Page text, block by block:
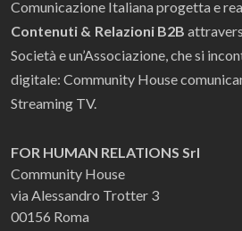
Comunicazione Italiana progetta e
Contenuti & Relazioni B2B
Società e un’Associazione, che si
digitale: Community House
Streaming TV.
FOR HUMAN RELATIONS Srl
Community House
via Alessandro Trotter 3
00156 Roma